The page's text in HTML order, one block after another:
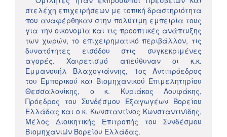
στελέχη επιχειρήσεων με τοπική δραστηριότητα
που αναφέρθηκαν στην πολύτιμη εμπειρία τους
για την οικονομία και τις προοπτικές ανάπτυξης
των χωρών, το επιχειρηματικό περιβάλλον, τις
δυνατότητες εισόδου στις συγκεκριμένες
αγορές. Χαιρετισμό απεύθυναν οι κ.κ.
Εμμανουήλ Βλαχογιάννης, 1ος Αντιπρόεδρος
του Εμπορικού και Βιομηχανικού Επιμελητηρίου
Θεσσαλονίκης, ο κ. Κυριάκος Λουφάκης,
Πρόεδρος του Συνδέσμου Εξαγωγέων Βορείου
Ελλάδας και ο κ. Κωνσταντίνος Κωνσταντινίδης,
Μέλος Διοικητικής Επιτροπής του Συνδέσμου
Βιομηχανιών Βορείου Ελλάδας.